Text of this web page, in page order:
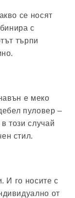
се носят
с
търпи
е меко
пуловер –
този случай
стил.
И го носите с
от